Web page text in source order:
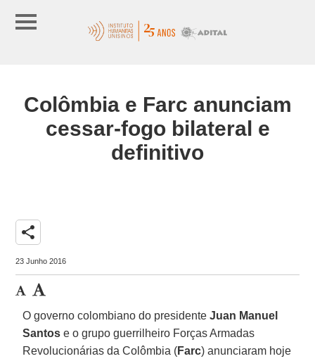
Colômbia e Farc anunciam
cessar-fogo bilateral e
definitivo
share
23 Junho 2016
O governo colombiano do presidente Juan Manuel
Santos e o grupo guerrilheiro Forças Armadas
Revolucionárias da Colômbia (Farc) anunciaram hoje